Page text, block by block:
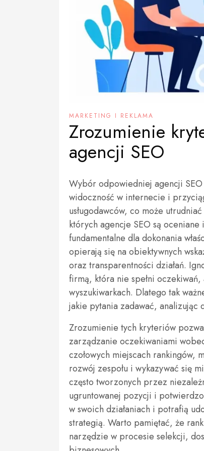
MARKETING I REKLAMA
Zrozumienie
agencji SEO
Wybór odpowiedniej agencji
widoczność w internecie i
usługodawców, co może
których agencje SEO są
fundamentalne dla dokonania
opierają się na obiektywnych
oraz transparentności działań.
firmą, która nie spełni
wyszukiwarkach. Dlatego tak
jakie pytania zadawać, analizując
Zrozumienie tych kryteriów
zarządzanie oczekiwaniami
czołowych miejscach rankingów,
rozwój zespołu i wykazywać się
często tworzonych przez
ugruntowanej pozycji i
w swoich działaniach i potrafią
strategią. Warto pamiętać, że
narzędzie w procesie selekcji,